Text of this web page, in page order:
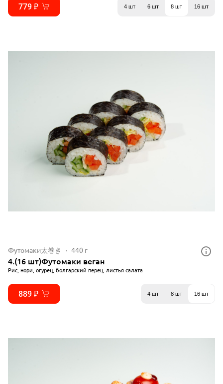
779 ₽ 4 шт 6 шт 8 шт 16 шт
Футомаки太巻き 440 г
4.(16 шт)Футомаки веган
Рис, нори, огурец, болгарский перец, листья салата
889 ₽ 4 шт 8 шт 16 шт